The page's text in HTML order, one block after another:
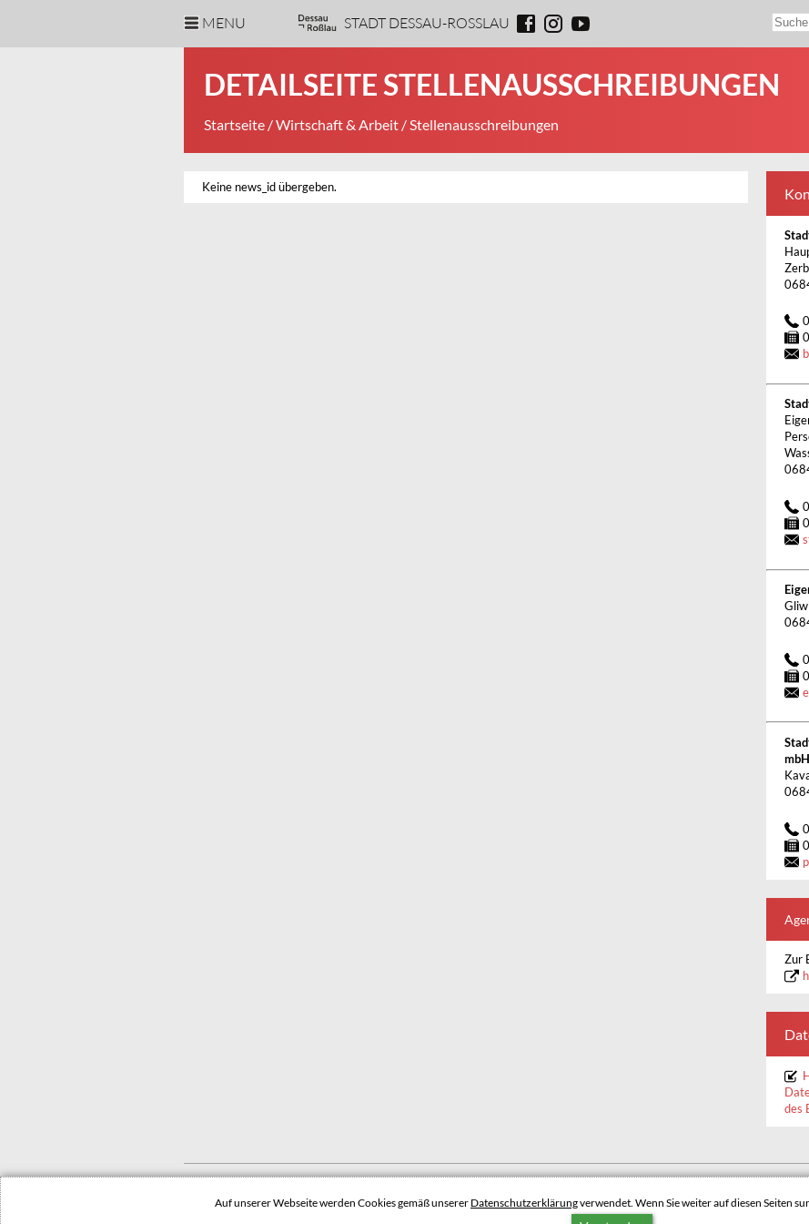
Auf unserer Webseite werden Cookies gemäß unserer Datenschutzerklärungverwendet. Wenn Sie weiter auf diesen Seiten
MENU STADT DESSAU-ROSSLAU
DETAILSEITE STELLENAUSSCHREIBUNGEN
Startseite /Wirtschaft & Arbeit / Stellenausschreibungen
Keine news_id übergeben.
mbH
Zur
des
© 2022 Stadt Dessau-Roßlau BARRIEREFREIHEIT DATENSCHUTZERKLÄRUNG
NACH OBEN